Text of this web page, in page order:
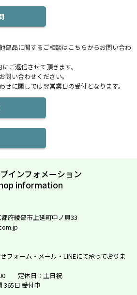
部品に関するご相談はこちらからお問い合わ
ご返信させて頂きます。
問い合わせください。
に関しては翌営業日の受付となります。
インフォメーション
information
綾部市上延町中ノ貝33
フォーム・メール・LINEにて承っておりま
00 定休日：土日祝
365日 受付中